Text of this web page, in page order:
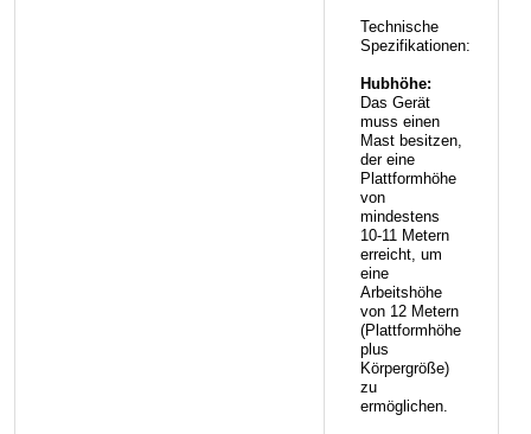
Technische
Spezifikationen:
Hubhöhe:
Das Gerät
muss einen
Mast besitzen,
der eine
Plattformhöhe
von
mindestens
10-11 Metern
erreicht, um
eine
Arbeitshöhe
von 12 Metern
(Plattformhöhe
plus
Körpergröße)
zu
ermöglichen.